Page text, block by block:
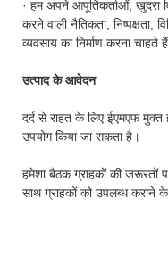
· हम अपने आपूर्तिकर्ताओं,
करने वाली नैतिकता, निष्पक्षता,
व्यवसाय का निर्माण करना चाहते
उत्पाद के आवेदन
दर्द से राहत के लिए ईएमएफ मुक्त
उपयोग किया जा सकता है।
हमेशा बैठक ग्राहकों की जरूरतों
साथ ग्राहकों को उपलब्ध कराने के